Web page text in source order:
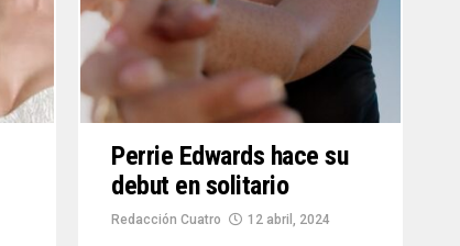
Perrie Edwards hace su
debut en solitario
Redacción Cuatro 12 abril, 2024